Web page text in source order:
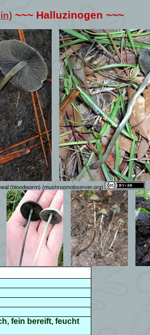
~~~ Halluzinogen ~~~
(bloodworm) (mushroomobserver.org)
fein bereift, feucht